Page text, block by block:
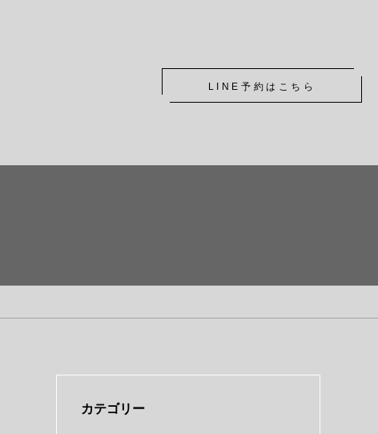
LINE予約はこちら
カテゴリー